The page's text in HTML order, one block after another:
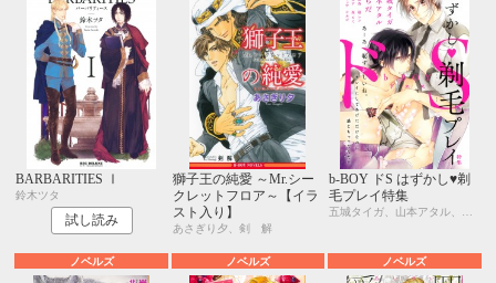
BARBARITIES Ⅰ
鈴木ツタ
試し読み
獅子王の純愛 ～Mr.シー
クレットフロア～【イラ
スト入り】
あさぎり夕、剣 解
b-BOY ドS はずかし♥剃
毛プレイ特集
ノベルズ ノベルズ ノベルズ